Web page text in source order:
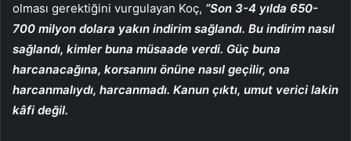
olması gerektiğini vurgulayan Koç, “Son 3-4 yılda 650-
700 milyon dolara yakın indirim sağlandı. Bu indirim nasıl
sağlandı, kimler buna müsaade verdi. Güç buna
harcanacağına, korsanını önüne nasıl geçilir, ona
harcanmalıydı, harcanmadı. Kanun çıktı, umut verici lakin
kâfi değil.